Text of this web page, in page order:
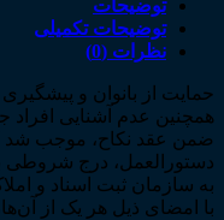
رسمی
ازدواج
پرتو
نقد
و
تحلیل
آراء
و
توضیحات
توضیحات تکمیلی
نظرات (0)
حمایت از بانوان و
همچنین عدم آشنایی
ضمن عقد نکاح، موجب
دستورالعمل، درج شروطی
به سازمان ثبت اسناد و
با امضای ذیل هر یک از